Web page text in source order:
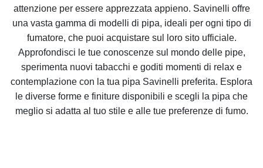
attenzione per essere apprezzata appieno. Savinelli offre
una vasta gamma di modelli di pipa, ideali per ogni tipo di
fumatore, che puoi acquistare sul loro sito ufficiale.
Approfondisci le tue conoscenze sul mondo delle pipe,
sperimenta nuovi tabacchi e goditi momenti di relax e
contemplazione con la tua pipa Savinelli preferita. Esplora
le diverse forme e finiture disponibili e scegli la pipa che
meglio si adatta al tuo stile e alle tue preferenze di fumo.